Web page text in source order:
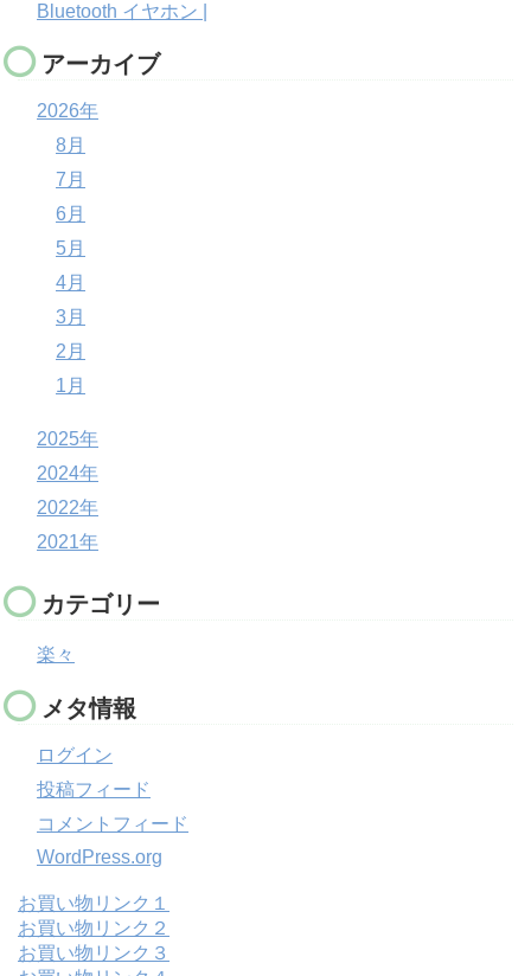
Bluetooth イヤホン |
アーカイブ
2026年
8月
7月
6月
5月
4月
3月
2月
1月
2025年
2024年
2022年
2021年
カテゴリー
楽々
メタ情報
ログイン
投稿フィード
コメントフィード
WordPress.org
お買い物リンク１
お買い物リンク２
お買い物リンク３